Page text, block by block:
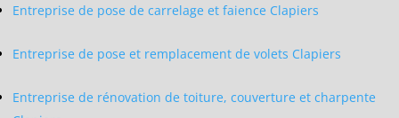
Entreprise de pose de carrelage et faience Clapiers
Entreprise de pose et remplacement de volets Clapiers
Entreprise de rénovation de toiture, couverture et charpente